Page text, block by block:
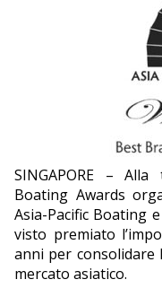
SINGAPORE –
Boating Awards
Asia-Pacific Boating
visto premiato
anni per consolidare
mercato asiatico.